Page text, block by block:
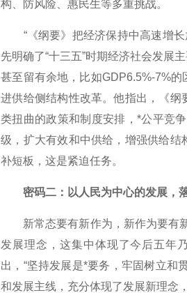
构、防风险、惠民生等多重挑战。
“《纲要》把经济保持中高速增长
先明确了“十三五”时期经济社会发展
甚至留有余地，比如GDP6.5%-7%
进供给侧结构性改革。他指出，《
类扭曲的政策和制度安排，*公平竞
级，扩大有效和中供给，增强供给结
补短板，这是紧迫任务。
密码二：以人民为中心的发展，
新常态要有新作为，新作为要有新
发展理念，这集中体现了今后五年
出，“坚持发展是*要务，牢固树立和
和发展主线，充分体现了发展新理念